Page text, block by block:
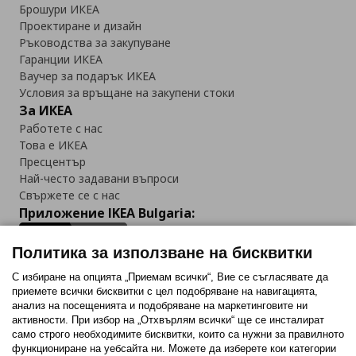
Брошури ИКЕА
Проектиране и дизайн
Ръководства за закупуване
Гаранции ИКЕА
Ваучер за подарък ИКЕА
Условия за връщане на закупени стоки
За ИКЕА
Работете с нас
Това е ИКЕА
Пресцентър
Най-често задавани въпроси
Свържете се с нас
Приложение IKEA Bulgaria:
Последвайте ни:
FacebookTwitterYoutubePinterestInstagram
Политика за използване на бисквитки
С избиране на опцията „Приемам всички“, Вие се съгласявате да
приемете всички бисквитки с цел подобряване на навигацията,
анализ на посещенията и подобряване на маркетинговите ни
активности. При избор на „Отхвърлям всички“ ще се инсталират
само строго необходимитe бисквитки, които са нужни за правилното
функциониране на уебсайта ни. Можете да изберете кои категории